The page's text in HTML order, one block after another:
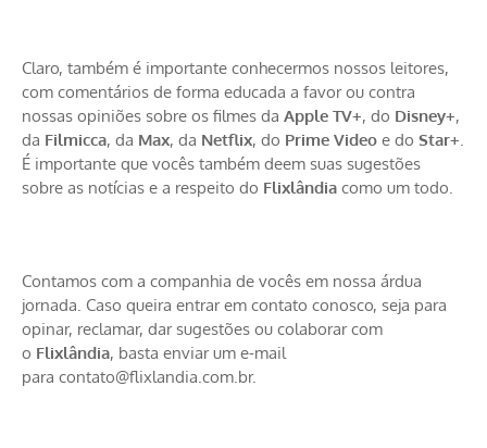
Claro, também é importante conhecermos nossos leitores,
com comentários de forma educada a favor ou contra
nossas opiniões sobre os filmes da Apple TV+, do Disney+,
da Filmicca, da Max, da Netflix, do Prime Video e do Star+.
É importante que vocês também deem suas sugestões
sobre as notícias e a respeito do Flixlândia como um todo.
Contamos com a companhia de vocês em nossa árdua
jornada. Caso queira entrar em contato conosco, seja para
opinar, reclamar, dar sugestões ou colaborar com
o Flixlândia, basta enviar um e-mail
para contato@flixlandia.com.br.